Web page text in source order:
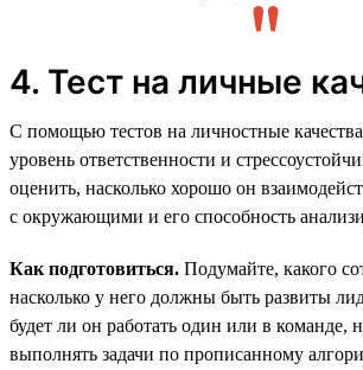
4. Тест на личные
С помощью тестов на личностные
уровень ответственности и
оценить, насколько хорошо он
с окружающими и его способность
Как подготовиться. Подумайте, какого
насколько у него должны быть развиты
будет ли он работать один или в команде,
выполнять задачи по прописанному